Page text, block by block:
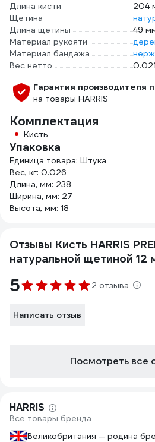
Длина кисти
204
Щетина
Длина щетины
49
Материал рукояти
Материал бандажа
Вес нетто
Гарантия производителя
на товары HARRIS
Комплектация
Кисть
Упаковка
Единица товара: Штука
Вес, кг: 0.026
Длина, мм: 238
Ширина, мм: 27
Высота, мм: 18
Отзывы Кисть HARRIS
натуральной щетиной
5 2 отзыва
Написать отзыв
Посмотреть все
HARRIS
Все товары бренда
Великобритания — родина